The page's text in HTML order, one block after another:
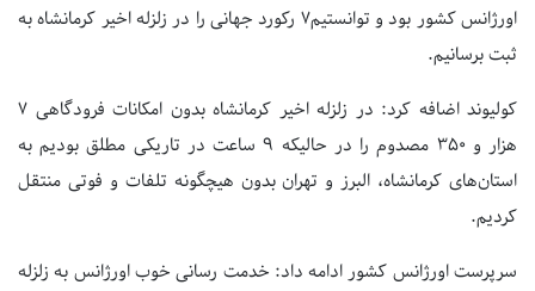
اورژانس کشور بود و توانستیم7 رکورد جهانی را در زلزله‌ اخیر کرمانشاه‌ به
ثبت برسانیم.
کولیوند‌ اضافه کرد: در زلزله اخیر کرمانشاه بدون امکانات فرودگاهی‌ 7
هزار و 350 مصدوم را در حالیکه 9 ساعت در تاریکی مطلق بودیم‌ به
استان‌های کرمانشاه، البرز و تهران بدون هیچگونه‌ تلفات و فوتی‌ منتقل
کردیم.
سرپرست اورژانس کشور ادامه داد: خدمت رسانی خوب اورژانس به زلزله